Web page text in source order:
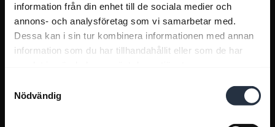
information från din enhet till de sociala medier och
annons- och analysföretag som vi samarbetar med.
Dessa kan i sin tur kombinera informationen med annan
information som du har tillhandahållit eller som de har
Nödvändig